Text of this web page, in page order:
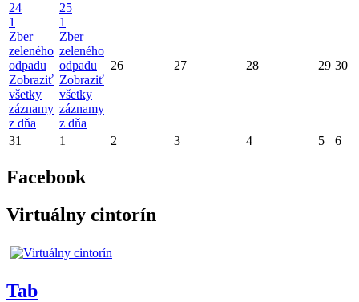
24
1
Zber
zeleného
odpadu
Zobraziť
všetky
záznamy
z dňa
25
1
Zber
zeleného
odpadu
Zobraziť
všetky
záznamy
z dňa
26 27 28 29 30
31 1 2 3 4 5 6
Facebook
Virtuálny cintorín
Tab